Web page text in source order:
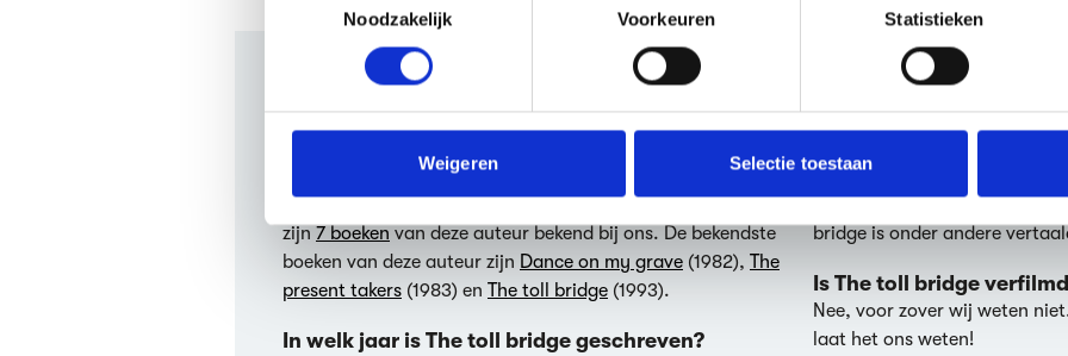
toestemming op elk moment wijzigen of intrekken in de Cookieverklaring.
We gebruiken cookies om content en advertenties te personaliseren, om functies voor
media, adverteren en analyse. Deze partners kunnen deze gegevens combineren met
verstrekt of die ze hebben verzameld op basis van jouw gebruik van hun services.
Noodzakelijk
Voorkeuren Statistieken
Weigeren Selectie toestaan
Veelgestelde vragen over The toll
Wie schreef The toll bridge?
The toll bridge werd geschreven doorAidan Chambers. Er
zijn 7 boeken van deze auteur bekend bij ons. De bekendste
boeken van deze auteur zijn Dance on my grave (1982), The
present takers (1983) en The toll bridge (1993).
In welk jaar is The toll bridge geschreven?
In welke taal is The toll
The toll bridge werd
bridge is onder andere
Is The toll bridge
Nee, voor zover wij weten
laat het ons weten!